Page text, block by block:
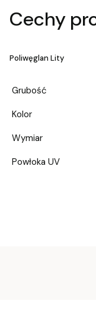
Cechy
Poliwęglan Lity
Grubość
Kolor
Wymiar
Powłoka UV